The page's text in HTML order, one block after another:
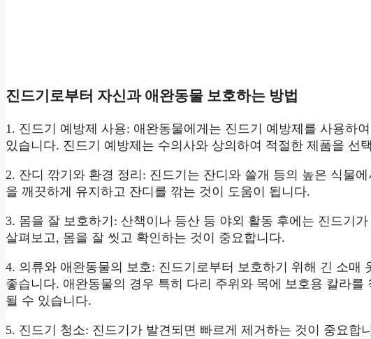
진드기로부터 자신과 애완동물 보호하는 방법
1. 진드기 예방제 사용: 애완동물에게는 진드기 예방제를 사용하
있습니다. 진드기 예방제는 수의사와 상의하여 적절한 제품을 선
2. 잔디 깎기와 환경 정리: 진드기는 잔디와 쓸개 등의 높은 식물
을 깨끗하게 유지하고 잔디를 깎는 것이 도움이 됩니다.
3. 몸을 잘 보호하기: 산책이나 등산 등 야외 활동 후에는 진드기
살펴보고, 몸을 잘 씻고 확인하는 것이 중요합니다.
4. 의류와 애완동물의 보호: 진드기로부터 보호하기 위해 긴 소매
좋습니다. 애완동물의 경우 특히 다리 주위와 목에 보호용 칼라를
될 수 있습니다.
5. 진드기 청소: 진드기가 발견되면 빠르게 제거하는 것이 중요합